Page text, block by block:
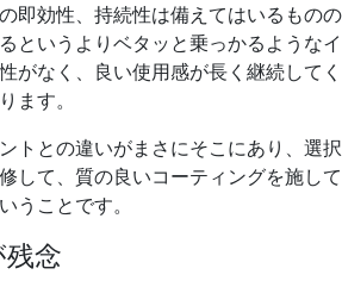
即効性、持続性は備えてはいるものの
というよりベタッと乗っかるようなイ
がなく、良い使用感が長く継続してく
ます。
トとの違いがまさにそこにあり、 選択
して、質の良いコーティングを施して
うことです。
念